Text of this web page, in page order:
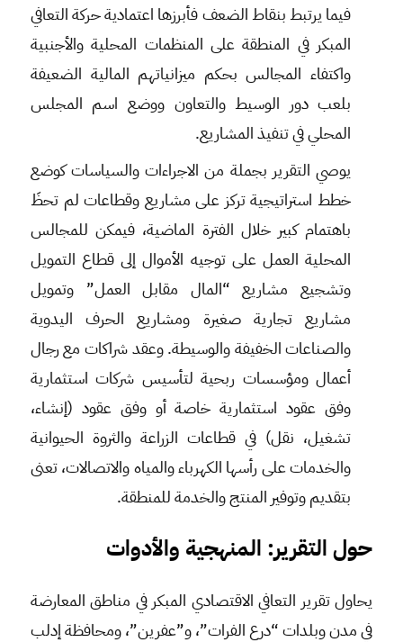
فيما يرتبط بنقاط الضعف فأبرزها اعتمادية حركة التعافي
المبكر في المنطقة على المنظمات المحلية والأجنبية
واكتفاء المجالس بحكم ميزانياتهم المالية الضعيفة
بلعب دور الوسيط والتعاون ووضع اسم المجلس
المحلي في تنفيذ المشاريع.
يوصي التقرير بجملة من الاجراءات والسياسات كوضع
خطط استراتيجية تركز على مشاريع وقطاعات لم تحظَ
باهتمام كبير خلال الفترة الماضية، فيمكن للمجالس
المحلية العمل على توجيه الأموال إلى قطاع التمويل
وتشجيع مشاريع “المال مقابل العمل” وتمويل
مشاريع تجارية صغيرة ومشاريع الحرف اليدوية
والصناعات الخفيفة والوسيطة. وعقد شراكات مع رجال
أعمال ومؤسسات ربحية لتأسيس شركات استثمارية
وفق عقود استثمارية خاصة أو وفق عقود (إنشاء،
تشغيل، نقل) في قطاعات الزراعة والثروة الحيوانية
والخدمات على رأسها الكهرباء والمياه والاتصالات، تعنى
بتقديم وتوفير المنتج والخدمة للمنطقة.
حول التقرير: المنهجية والأدوات
يحاول تقرير التعافي الاقتصادي المبكر في مناطق المعارضة
في مدن وبلدات “درع الفرات”، و”عفرين”، ومحافظة إدلب